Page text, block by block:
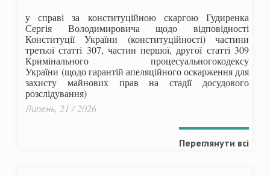
у справі за конституційною скаргою Гудиренка
Сергія Володимировича щодо відповідності
Конституції України (конституційності) частини
третьої статті 307, частин першої, другої статті 309
Кримінального процесуальногокодексу
України (щодо гарантій апеляційного оскарження для
захисту майнових прав на стадії досудового
розслідування)
Липень, 21 / 2026
Переглянути всі